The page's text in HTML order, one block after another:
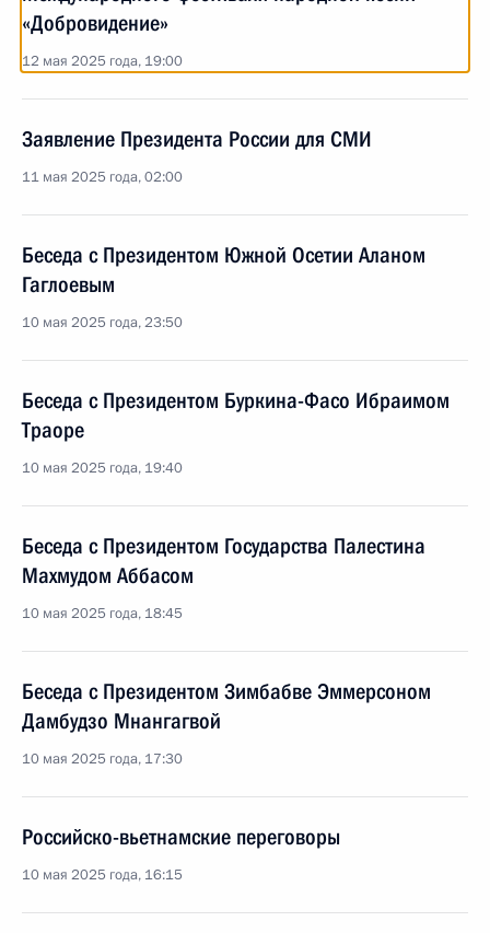
«Добровидение»
12 мая 2025 года, 19:00
Заявление Президента России для СМИ
11 мая 2025 года, 02:00
Беседа с Президентом Южной Осетии Аланом
Гаглоевым
10 мая 2025 года, 23:50
Беседа с Президентом Буркина-Фасо Ибраимом
Траоре
10 мая 2025 года, 19:40
Беседа с Президентом Государства Палестина
Махмудом Аббасом
10 мая 2025 года, 18:45
Беседа с Президентом Зимбабве Эммерсоном
Дамбудзо Мнангагвой
10 мая 2025 года, 17:30
Российско-вьетнамские переговоры
10 мая 2025 года, 16:15